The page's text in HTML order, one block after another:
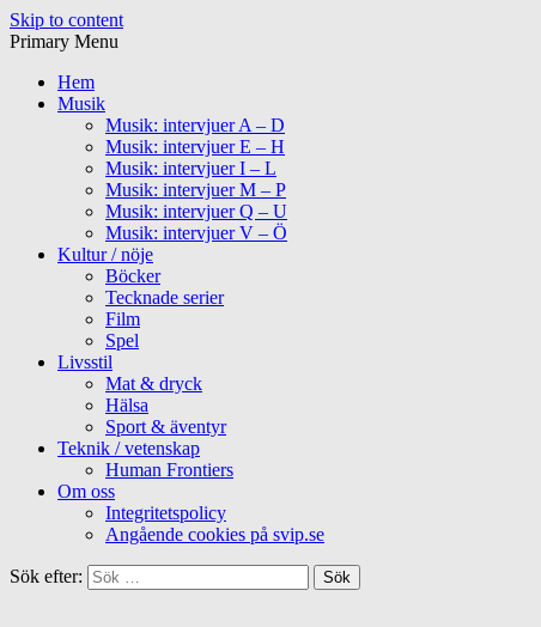
Skip to content
Primary Menu
Hem
Musik
Musik: intervjuer A – D
Musik: intervjuer E – H
Musik: intervjuer I – L
Musik: intervjuer M – P
Musik: intervjuer Q – U
Musik: intervjuer V – Ö
Kultur / nöje
Böcker
Tecknade serier
Film
Spel
Livsstil
Mat & dryck
Hälsa
Sport & äventyr
Teknik / vetenskap
Human Frontiers
Om oss
Integritetspolicy
Angående cookies på svip.se
Sök efter: